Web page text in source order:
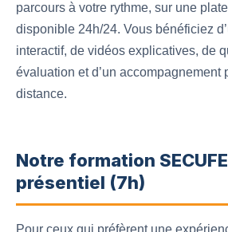
parcours à votre rythme, sur une
disponible 24h/24. Vous bénéficiez
interactif, de vidéos explicatives, de
évaluation et d’un accompagnement
distance.
Notre formation
présentiel (7h)